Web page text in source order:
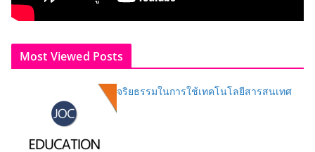
Most Viewed Posts
จริยธรรมในการใช้เทคโนโลยีสารสนเทศ